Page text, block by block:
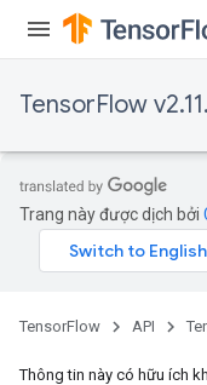
TensorFlow
Trang này được dịch bởi
TensorFlow API
Thông tin này có hữu ích